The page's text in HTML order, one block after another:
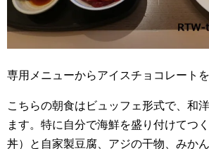
専用メニューからアイスチョコレート
こちらの朝食はビュッフェ形式で、和
ます。特に自分で海鮮を盛り付けてつ
丼）と自家製豆腐、アジの干物、みか